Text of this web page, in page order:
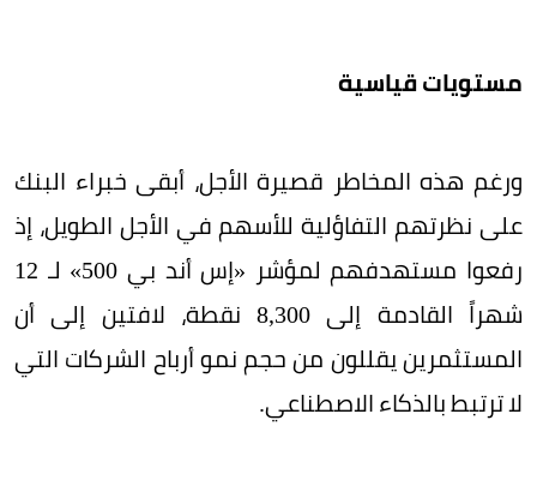
مستويات قياسية
ورغم هذه المخاطر قصيرة الأجل، أبقى خبراء البنك
على نظرتهم التفاؤلية للأسهم في الأجل الطويل، إذ
رفعوا مستهدفهم لمؤشر «إس أند بي 500» لـ 12
شهراً القادمة إلى 8,300 نقطة، لافتين إلى أن
المستثمرين يقللون من حجم نمو أرباح الشركات التي
لا ترتبط بالذكاء الاصطناعي.